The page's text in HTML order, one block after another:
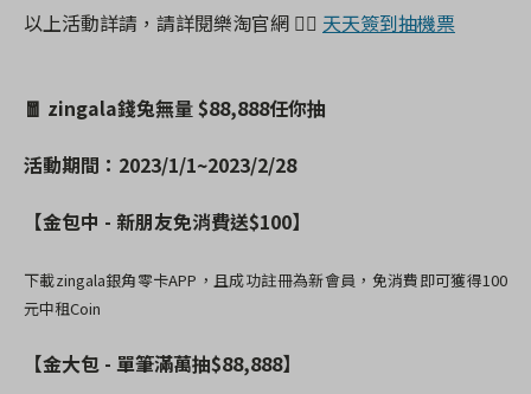
以上活動詳請，請詳閱樂淘官網 👉🏻 天天簽到抽機票
🧧 zingala錢兔無量 $88,888任你抽
活動期間：2023/1/1~2023/2/28
【金包中 - 新朋友免消費送$100】
下載zingala銀角零卡APP，且成功註冊為新會員，免消費即可獲得100
元中租Coin
【金大包 - 單筆滿萬抽$88,888】